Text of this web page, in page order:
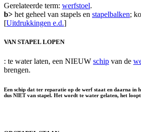
Gerelateerde term: werfstoel.
b> het geheel van stapels en stapelbalken;
[Uitdrukkingen e.d.]
VAN STAPEL LOPEN
: te water laten, een NIEUW schip van de
brengen.
Een schip dat ter reparatie op de werf staat en daarna in
dus NIET van stapel. Het wordt te water gelaten, het